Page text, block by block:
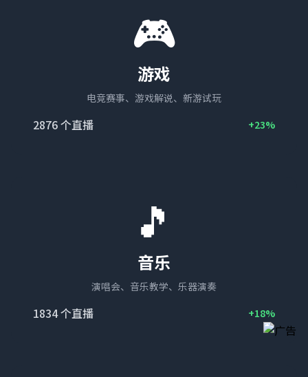
🎮
游戏
电竞赛事、游戏解说、新游试玩
2876个直播 +23%
🎵
音乐
演唱会、音乐教学、乐器演奏
1834个直播 +18%